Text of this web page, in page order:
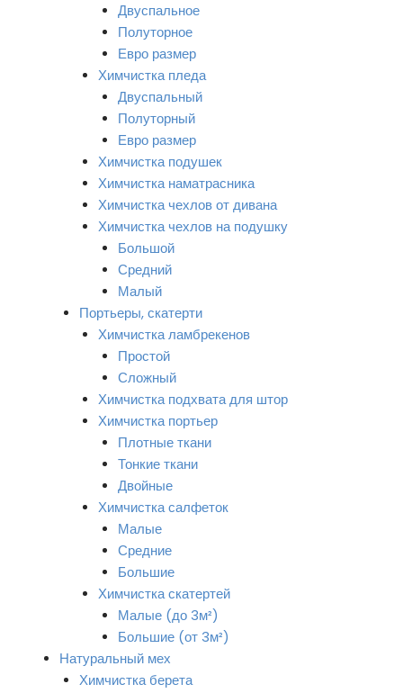
Двуспальное
Полуторное
Евро размер
Химчистка пледа
Двуспальный
Полуторный
Евро размер
Химчистка подушек
Химчистка наматрасника
Химчистка чехлов от дивана
Химчистка чехлов на подушку
Большой
Средний
Малый
Портьеры, скатерти
Химчистка ламбрекенов
Простой
Сложный
Химчистка подхвата для штор
Химчистка портьер
Плотные ткани
Тонкие ткани
Двойные
Химчистка салфеток
Малые
Средние
Большие
Химчистка скатертей
Малые (до 3м²)
Большие (от 3м²)
Натуральный мех
Химчистка берета